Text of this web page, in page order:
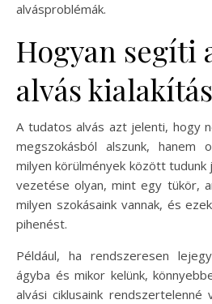
alvásproblémák.
Hogyan segíti
alvás
A tudatos alvás azt jelenti, hogy
megszokásból alszunk, hanem
milyen körülmények között tudunk
vezetése olyan, mint egy tükör,
milyen szokásaink vannak, és
pihenést.
Például, ha rendszeresen
ágyba és mikor kelünk,
alvási ciklusaink rendszertelenné